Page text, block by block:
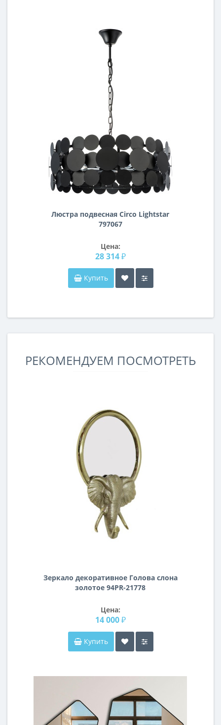
Люстра подвесная Circo Lightstar
797067
Цена:
28 314 ₽
Купить
РЕКОМЕНДУЕМ ПОСМОТРЕТЬ
Зеркало декоративное Голова слона
золотое 94PR-21778
Цена:
14 000 ₽
Купить